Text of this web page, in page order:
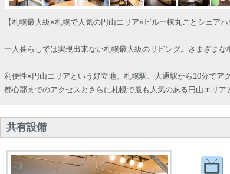
【札幌最大級×札幌で人気の円山エリア×ビル一棟丸ごとシェアハ
一人暮らしでは実現出来ない札幌最大級のリビング。さまざま
利便性×円山エリアという好立地。札幌駅、大通駅から10分でアク
都心部までのアクセスとさらに札幌で最も人気のある円山エリア
共有設備